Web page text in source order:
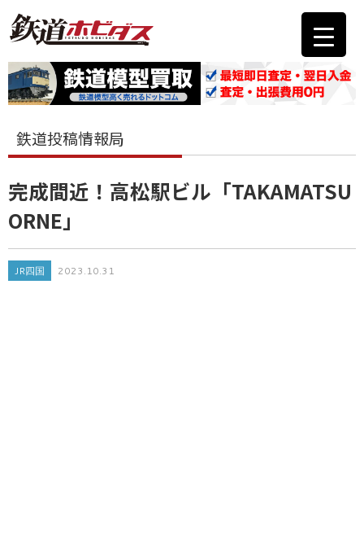
鉄道投稿情報局
完成間近！高松駅ビル「TAKAMATSU
ORNE」
JR四国 2023.10.31